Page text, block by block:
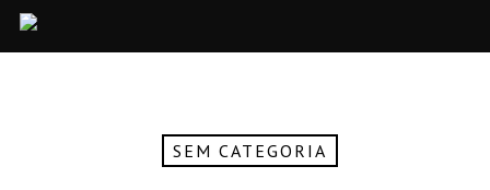
SEM CATEGORIA